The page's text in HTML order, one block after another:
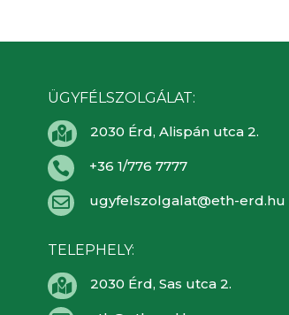
ÜGYFÉLSZOLGÁLAT:
 2030 Érd, Alispán utca 2.
 +36 1/776 7777
 ugyfelszolgalat@eth-erd.hu
TELEPHELY:
 2030 Érd, Sas utca 2.